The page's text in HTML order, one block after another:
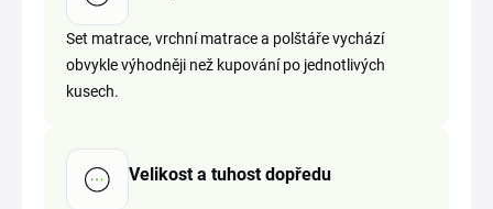
Set matrace, vrchní matrace a polštáře vychází
obvykle výhodněji než kupování po jednotlivých
kusech.
Velikost a tuhost dopředu